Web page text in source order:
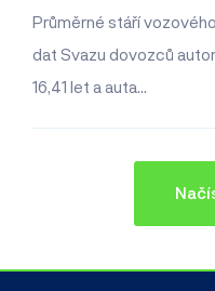
Průměrné stáří
dat Svazu dovozců
16,41 let a auta…